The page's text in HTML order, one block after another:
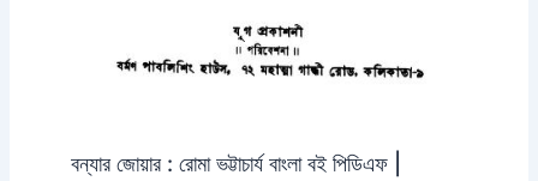
বন্যার জোয়ার : রোমা ভট্টাচার্য বাংলা বই পিডিএফ |